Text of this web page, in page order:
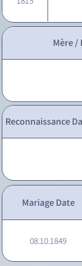
Mère /
Reconnaissance
Mariage Date
08.10.1849